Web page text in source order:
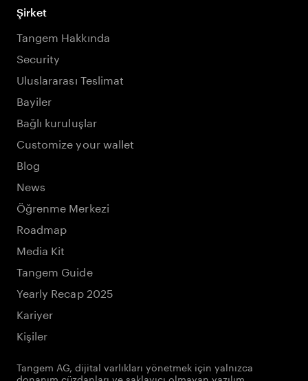
Şirket
Tangem Hakkında
Security
Uluslararası Teslimat
Bayiler
Bağlı kuruluşlar
Customize your wallet
Blog
News
Öğrenme Merkezi
Roadmap
Media Kit
Tangem Guide
Yearly Recap 2025
Kariyer
Kişiler
Tangem AG, dijital varlıkları yönetmek için yalnızca